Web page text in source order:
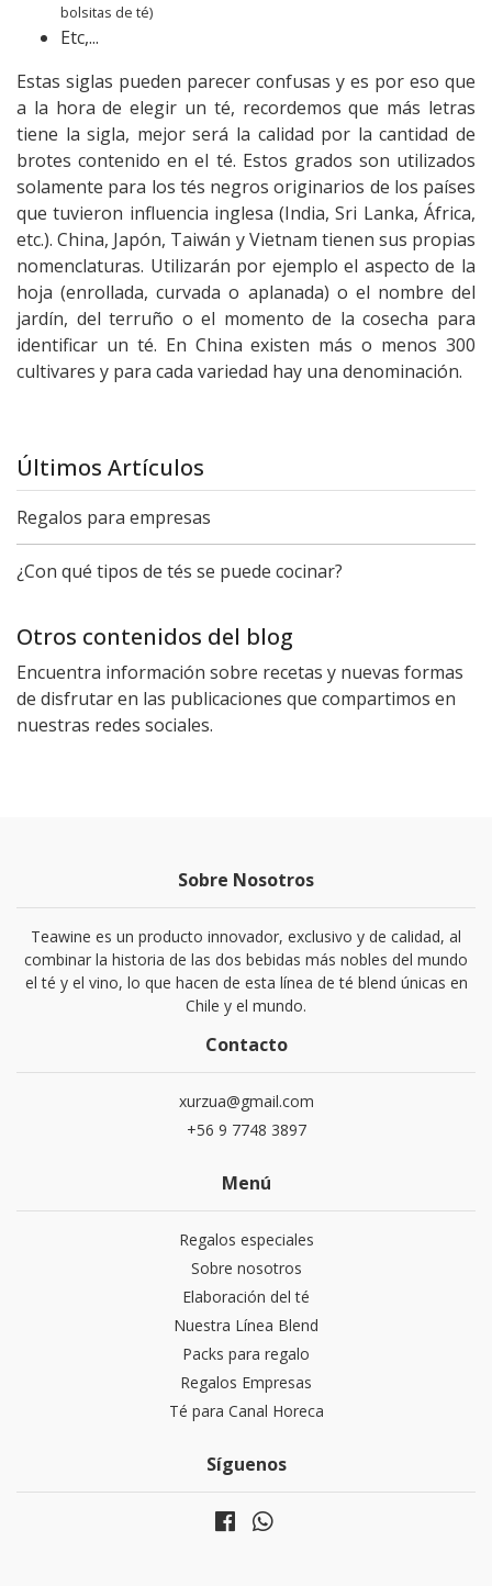
bolsitas de té)
Etc,...
Estas siglas pueden parecer confusas y es por eso que
a la hora de elegir un té, recordemos que más letras
tiene la sigla, mejor será la calidad por la cantidad de
brotes contenido en el té. Estos grados son utilizados
solamente para los tés negros originarios de los países
que tuvieron influencia inglesa (India, Sri Lanka, África,
etc.). China, Japón, Taiwán y Vietnam tienen sus propias
nomenclaturas. Utilizarán por ejemplo el aspecto de la
hoja (enrollada, curvada o aplanada) o el nombre del
jardín, del terruño o el momento de la cosecha para
identificar un té. En China existen más o menos 300
cultivares y para cada variedad hay una denominación.
Últimos Artículos
Regalos para empresas
¿Con qué tipos de tés se puede cocinar?
Otros contenidos del blog
Encuentra información sobre recetas y nuevas formas
de disfrutar en las publicaciones que compartimos en
nuestras redes sociales.
Sobre Nosotros
Teawine es un producto innovador, exclusivo y de calidad, al
combinar la historia de las dos bebidas más nobles del mundo
el té y el vino, lo que hacen de esta línea de té blend únicas en
Chile y el mundo.
Contacto
xurzua@gmail.com
+56 9 7748 3897
Menú
Regalos especiales
Sobre nosotros
Elaboración del té
Nuestra Línea Blend
Packs para regalo
Regalos Empresas
Té para Canal Horeca
Síguenos